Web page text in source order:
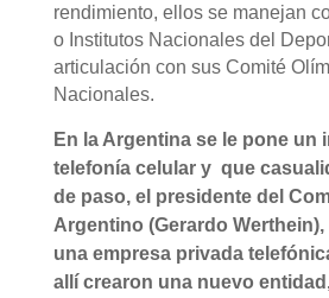
rendimiento, ellos se manejan
o Institutos Nacionales del
articulación con sus Comité
Nacionales.
En la Argentina se le pone un
telefonía celular y que
de paso, el presidente del
Argentino (Gerardo
una empresa privada
allí crearon una nuevo